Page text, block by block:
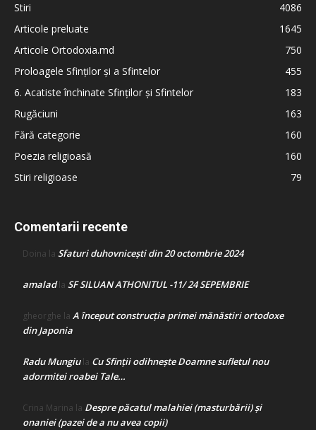
Stiri
4086
Articole preluate
1645
Articole Ortodoxia.md
750
Proloagele Sfinților și a Sfintelor
455
6. Acatiste închinate Sfinților și Sfintelor
183
Rugăciuni
163
Fără categorie
160
Poezia religioasă
160
Stiri religioase
79
Comentarii recente
Doina la Sfaturi duhovnicești din 20 octombrie 2024
amaladla SF SILUAN ATHONITUL -11/ 24 SEPEMBRIE
gheorghe la A început construcţia primei mănăstiri ortodoxe
din Japonia
Radu Mungiula Cu Sfinții odihnește Doamne sufletul nou
adormitei roabei Tale…
Crina Marina la Despre păcatul malahiei (masturbării) şi
onaniei (pazei de a nu avea copii)